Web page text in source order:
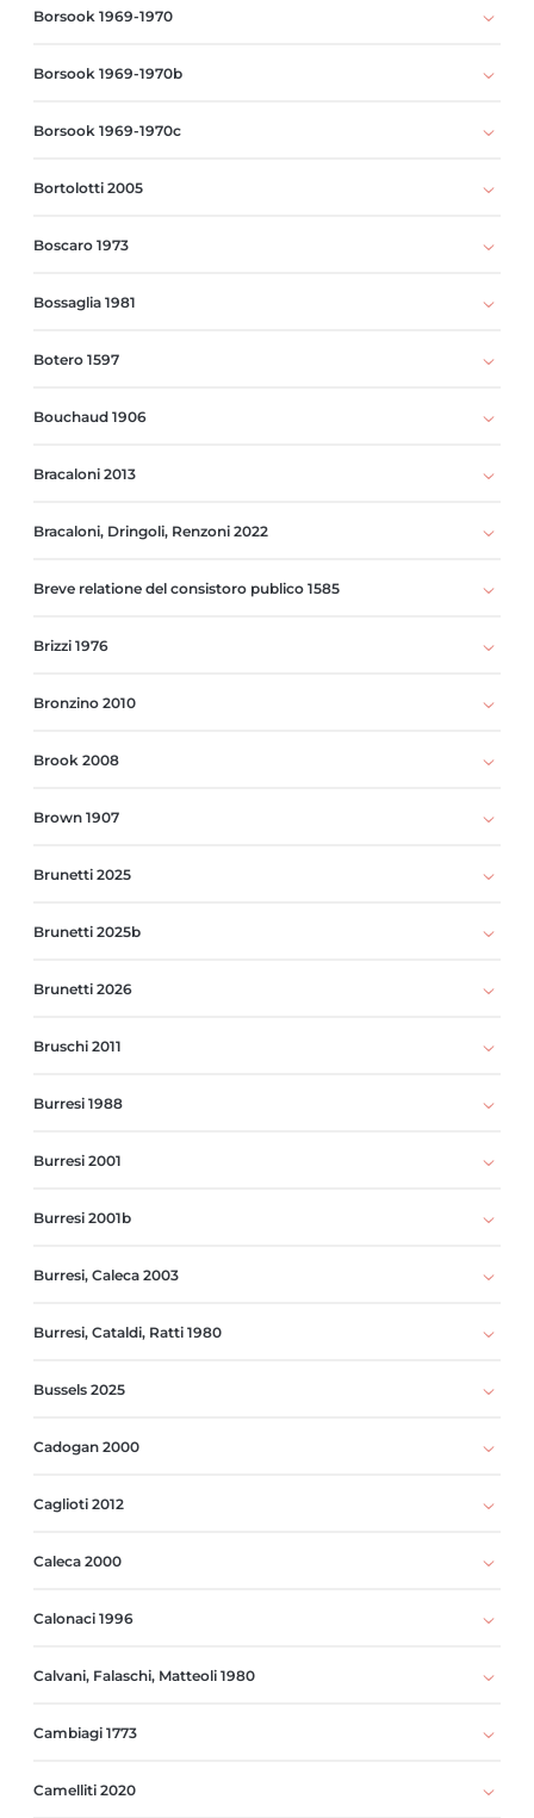
Borsook 1969-1970
Borsook 1969-1970b
Borsook 1969-1970c
Bortolotti 2005
Boscaro 1973
Bossaglia 1981
Botero 1597
Bouchaud 1906
Bracaloni 2013
Bracaloni, Dringoli, Renzoni 2022
Breve relatione del consistoro publico 1585
Brizzi 1976
Bronzino 2010
Brook 2008
Brown 1907
Brunetti 2025
Brunetti 2025b
Brunetti 2026
Bruschi 2011
Burresi 1988
Burresi 2001
Burresi 2001b
Burresi, Caleca 2003
Burresi, Cataldi, Ratti 1980
Bussels 2025
Cadogan 2000
Caglioti 2012
Caleca 2000
Calonaci 1996
Calvani, Falaschi, Matteoli 1980
Cambiagi 1773
Camelliti 2020